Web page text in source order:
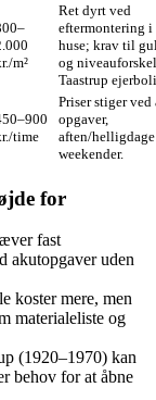
m²
Ret dyrt ved
eftermontering
huse; krav til
og
Taastrup
time
Priser stiger ved
opgaver,
aften/
weekender.
for
fast
akutopgaver uden
koster mere, men
materialeliste og
(1920–1970) kan
behov for at åbne